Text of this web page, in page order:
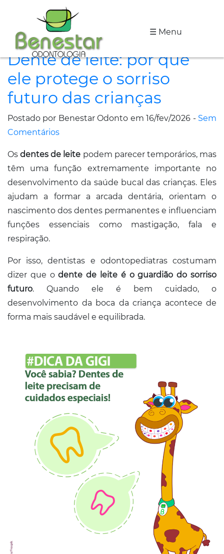
☰ Menu
A
Clínica
Especialidades
Depoimentos
Dicas
de
Saúde
Fale
Conosco
Dente de leite: por que
ele protege o sorriso
futuro das crianças
Postado por Benestar Odonto em 16/fev/2026 - Sem
Comentários
Osdentes de leite podem parecer temporários, mas
têm uma função extremamente importante no
desenvolvimento da saúde bucal das crianças. Eles
ajudam a formar a arcada dentária, orientam o
nascimento dos dentes permanentes e influenciam
funções essenciais como mastigação, fala e
respiração.
Por isso, dentistas e odontopediatras costumam
dizer que odente de leite é o guardião do sorriso
futuro. Quando ele é bem cuidado, o
desenvolvimento da boca da criança acontece de
forma mais saudável e equilibrada.